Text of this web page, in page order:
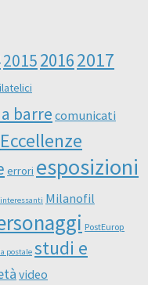
201520162017
barre comunicati
Eccellenze
errori esposizioni
Milanofil
PostEurop
postale studi e
video